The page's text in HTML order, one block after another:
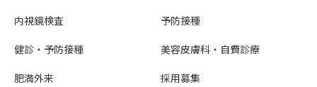
内視鏡検査 予防接種
健診・予防接種 美容皮膚科・自費診療
肥満外来 採用募集